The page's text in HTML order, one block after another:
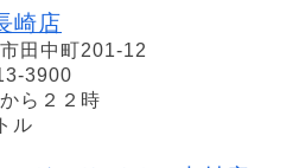
崎店
田中町201-12
3900
ら２２時
ル